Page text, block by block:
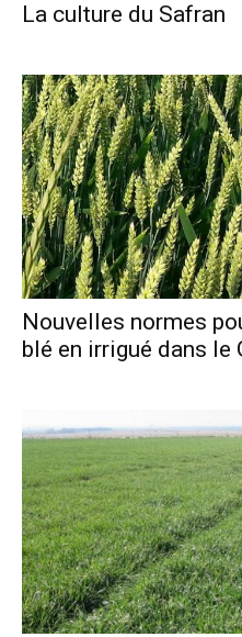
La culture du Safran
Nouvelles normes
blé en irrigué dans le